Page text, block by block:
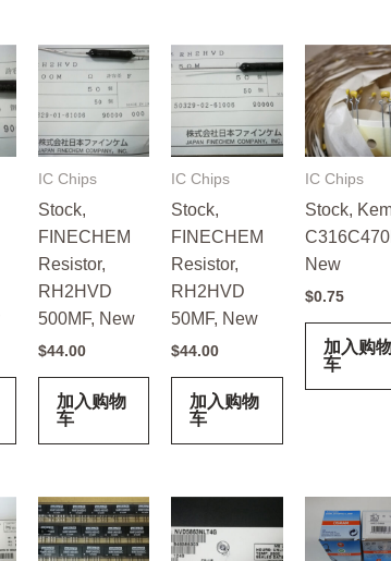
IC Chips
Stock,
FINECHEM
Resistor,
RH2HVD
500MF, New
$44.00
加入购物
车
IC Chips
Stock,
FINECHEM
Resistor,
RH2HVD
50MF, New
$44.00
加入购物
车
IC Chips
Stock,
New
$0.75
加入购
车